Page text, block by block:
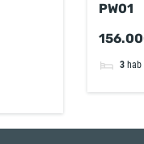
PW01
3 hab